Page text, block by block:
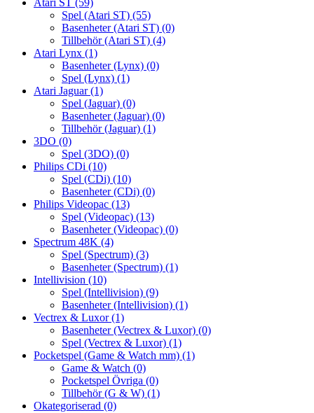
Atari ST (59)
Spel (Atari ST) (55)
Basenheter (Atari ST) (0)
Tillbehör (Atari ST) (4)
Atari Lynx (1)
Basenheter (Lynx) (0)
Spel (Lynx) (1)
Atari Jaguar(1)
Spel (Jaguar) (0)
Basenheter (Jaguar) (0)
Tillbehör (Jaguar) (1)
3DO (0)
Spel (3DO) (0)
Philips CDi (10)
Spel (CDi) (10)
Basenheter (CDi) (0)
Philips Videopac (13)
Spel (Videopac) (13)
Basenheter (Videopac) (0)
Spectrum 48K (4)
Spel (Spectrum) (3)
Basenheter (Spectrum) (1)
Intellivision (10)
Spel (Intellivision) (9)
Basenheter (Intellivision) (1)
Vectrex & Luxor(1)
Basenheter (Vectrex & Luxor) (0)
Spel (Vectrex & Luxor) (1)
Pocketspel (Game & Watch mm) (1)
Game & Watch (0)
Pocketspel Övriga (0)
Tillbehör (G & W) (1)
Okategoriserad (0)